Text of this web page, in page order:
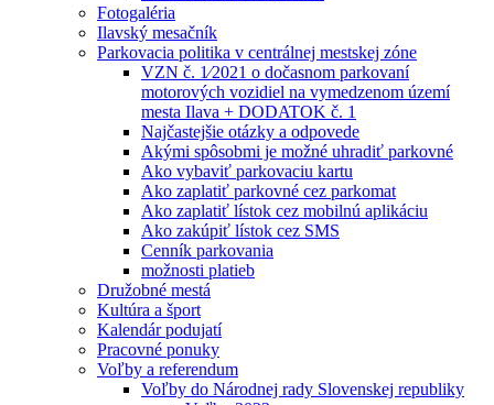
Fotogaléria
Ilavský mesačník
Parkovacia politika v centrálnej mestskej zóne
VZN č. 1⁄2021 o dočasnom parkovaní
motorových vozidiel na vymedzenom území
mesta Ilava + DODATOK č. 1
Najčastejšie otázky a odpovede
Akými spôsobmi je možné uhradiť parkovné
Ako vybaviť parkovaciu kartu
Ako zaplatiť parkovné cez parkomat
Ako zaplatiť lístok cez mobilnú aplikáciu
Ako zakúpiť lístok cez SMS
Cenník parkovania
možnosti platieb
Družobné mestá
Kultúra a šport
Kalendár podujatí
Pracovné ponuky
Voľby a referendum
Voľby do Národnej rady Slovenskej republiky